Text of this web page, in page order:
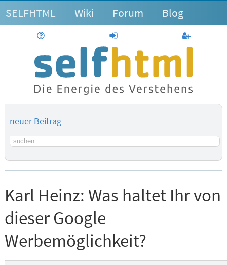
SELFHTML Wiki Forum Blog
anmelden
neuer Beitrag
Suchbegriff
Karl Heinz: Was haltet Ihr von
dieser Google
Werbemöglichkeit?